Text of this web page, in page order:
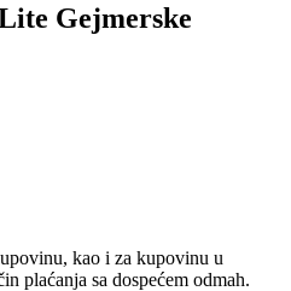
Gejmerske
kao i za kupovinu u
plaćanja sa dospećem odmah.